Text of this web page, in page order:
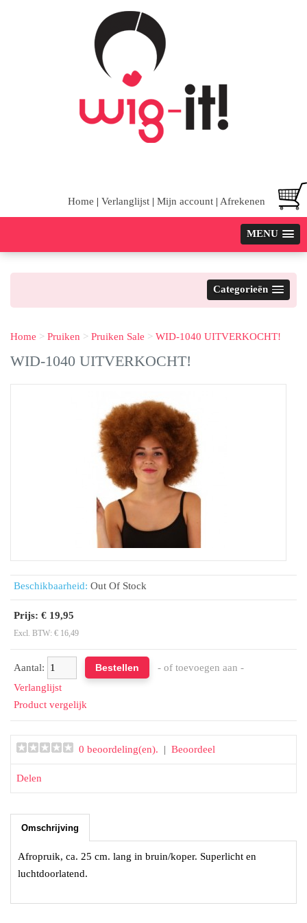
Home | Verlanglijst | Mijn account | Afrekenen
MENU
Categorieën
Home > Pruiken > Pruiken Sale > WID-1040 UITVERKOCHT!
WID-1040 UITVERKOCHT!
Beschikbaarheid: Out Of Stock
Prijs: € 19,95
Excl. BTW: € 16,49
Aantal:
- of toevoegen aan -
Verlanglijst
Product vergelijk
0 beoordeling(en). | Beoordeel
Delen
Omschrijving
Afropruik, ca. 25 cm. lang in bruin/koper. Superlicht en
luchtdoorlatend.